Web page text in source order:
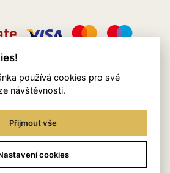
používá cookies pro své
návštěvnosti.
Přijmout vše
cookies